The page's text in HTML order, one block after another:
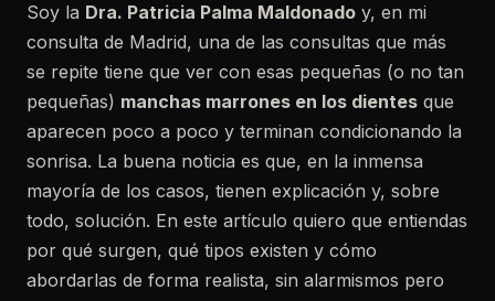
Soy la Dra. Patricia Palma Maldonado y, en mi
consulta de Madrid, una de las consultas que más
se repite tiene que ver con esas pequeñas (o no tan
pequeñas) manchas marrones en los dientes que
aparecen poco a poco y terminan condicionando la
sonrisa. La buena noticia es que, en la inmensa
mayoría de los casos, tienen explicación y, sobre
todo, solución. En este artículo quiero que entiendas
por qué surgen, qué tipos existen y cómo
abordarlas de forma realista, sin alarmismos pero